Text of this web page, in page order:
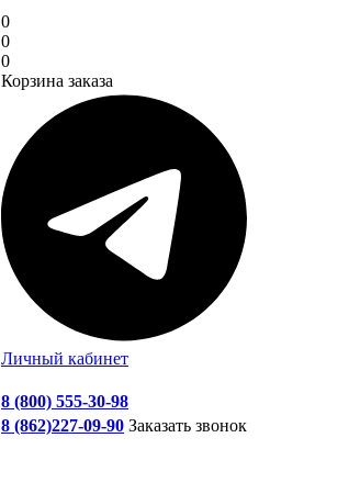
0
0
0
Корзина заказа
Личный кабинет
8 (800) 555-30-98
8 (862)227-09-90 Заказать звонок